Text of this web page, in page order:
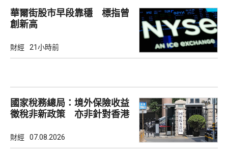
華爾街股市早段靠穩 標指曾
創新高
財經 21小時前
國家稅務總局：境外保險收益
徵稅非新政策 亦非針對香港
財經 07.08.2026